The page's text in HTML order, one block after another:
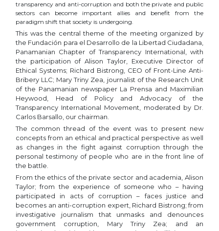
transparency and anti-corruption and both the private and public
sectors can become important allies and benefit from the
paradigm shift that society is undergoing.
This was the central theme of the meeting organized by
the Fundación para el Desarrollo de la Libertad Ciudadana,
Panamanian Chapter of Transparency International, with
the participation of Alison Taylor, Executive Director of
Ethical Systems; Richard Bistrong, CEO of Front-Line Anti-
Bribery LLC; Mary Triny Zea, journalist of the Research Unit
of the Panamanian newspaper La Prensa and Maximilian
Heywood, Head of Policy and Advocacy of the
Transparency International Movement, moderated by Dr.
Carlos Barsallo, our chairman.
The common thread of the event was to present new
concepts from an ethical and practical perspective as well
as changes in the fight against corruption through the
personal testimony of people who are in the front line of
the battle.
From the ethics of the private sector and academia, Alison
Taylor; from the experience of someone who – having
participated in acts of corruption – faces justice and
becomes an anti-corruption expert, Richard Bistrong; from
investigative journalism that unmasks and denounces
government corruption, Mary Triny Zea; and an